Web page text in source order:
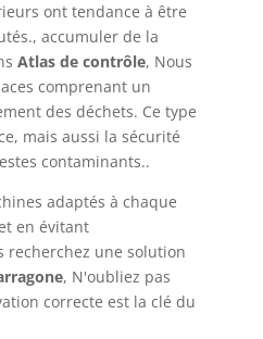
ont tendance à être
accumuler de la
Atlas de contrôle, Nous
comprenant un
des déchets. Ce type
mais aussi la sécurité
contaminants..
adaptés à chaque
en évitant
recherchez une solution
, N'oubliez pas
correcte est la clé du